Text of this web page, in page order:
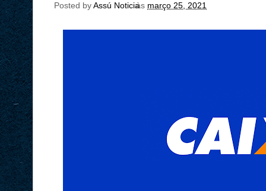
Posted byAssú Noticia
às março 25, 2021